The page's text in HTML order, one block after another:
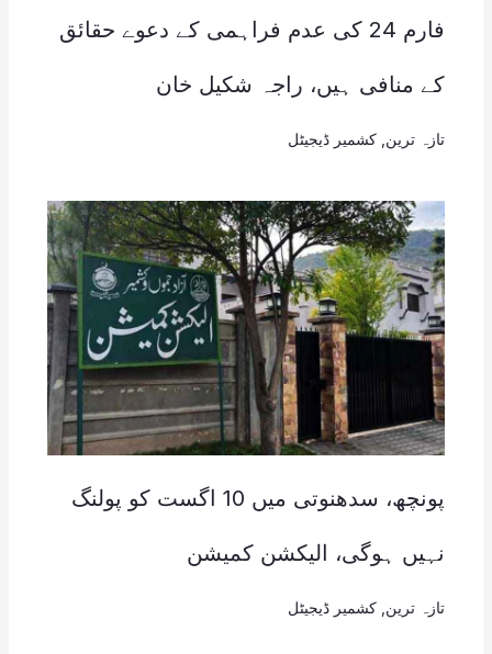
فارم 24 کی عدم فراہمی کے دعوے حقائق
کے منافی ہیں، راجہ شکیل خان
تازہ ترین کشمیر ڈیجیٹل
پونچھ، سدھنوتی میں 10 اگست کو پولنگ
نہیں ہوگی، الیکشن کمیشن
تازہ ترین کشمیر ڈیجیٹل